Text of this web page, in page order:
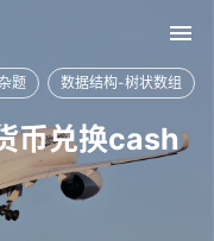
题 数据结构-树状数组
币兑换cash